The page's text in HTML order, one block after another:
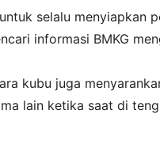
selalu menyiapkan
informasi BMKG
kubu juga
lain ketika saat di